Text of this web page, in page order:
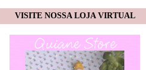
VISITE NOSSA LOJA VIRTUAL